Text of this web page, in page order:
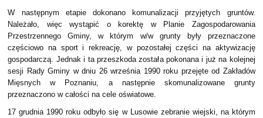
W następnym etapie dokonano komunalizacji przyjętych gruntów.
Należało, więc wystąpić o korektę w Planie Zagospodarowania
Przestrzennego Gminy, w którym w/w grunty były przeznaczone
częściowo na sport i rekreację, w pozostałej części na aktywizację
gospodarczą. Jednak i ta przeszkoda została pokonana i już na kolejnej
sesji Rady Gminy w dniu 26 września 1990 roku przejęte od Zakładów
Mięsnych w Poznaniu, a następnie skomunalizowane grunty
przeznaczono w całości na cele oświatowe.
17 grudnia 1990 roku odbyło się w Lusowie zebranie wiejski, na którym